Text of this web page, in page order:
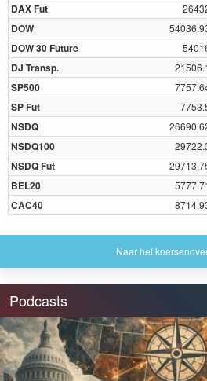
DAX Fut
DOW
DOW 30 Future
DJ Transp.
SP500
SP Fut
NSDQ
NSDQ100
NSDQ Fut
BEL20
CAC40
Naar het
Podcasts